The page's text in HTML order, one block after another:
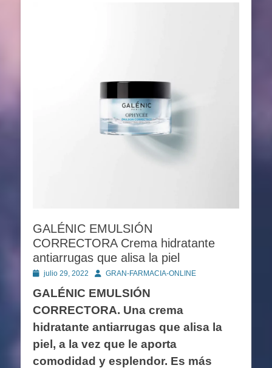
GALÉNIC EMULSIÓN
CORRECTORA Crema hidratante
antiarrugas que alisa la piel
Publicado
julio 29, 2022 AutorGRAN-FARMACIA-ONLINE
GALÉNIC EMULSIÓN
CORRECTORA. Una crema
hidratante antiarrugas que alisa la
piel, a la vez que le aporta
comodidad y esplendor. Es más